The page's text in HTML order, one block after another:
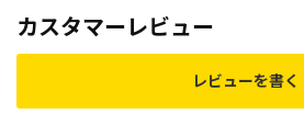
カスタマーレビュー
レビューを書く